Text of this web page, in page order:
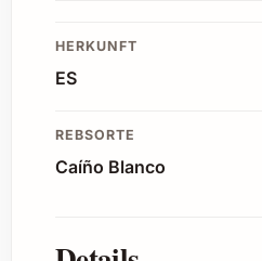
HERKUNFT
ES
REBSORTE
Caíño Blanco